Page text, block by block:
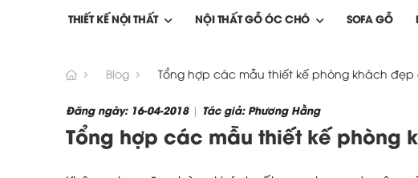
THIẾT KẾ NỘI THẤT NỘI THẤT GỖ ÓC CHÓ SOFA GỖ
Blog Tổng hợp các mẫu thiết kế phòng khách
Đăng ngày: 16-04-2018| Tác giả: Phương Hằng
Tổng hợp các mẫu thiết kế phòng